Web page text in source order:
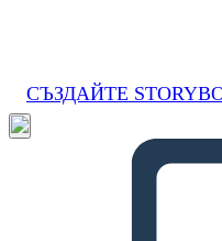
СЪЗДАЙТЕ